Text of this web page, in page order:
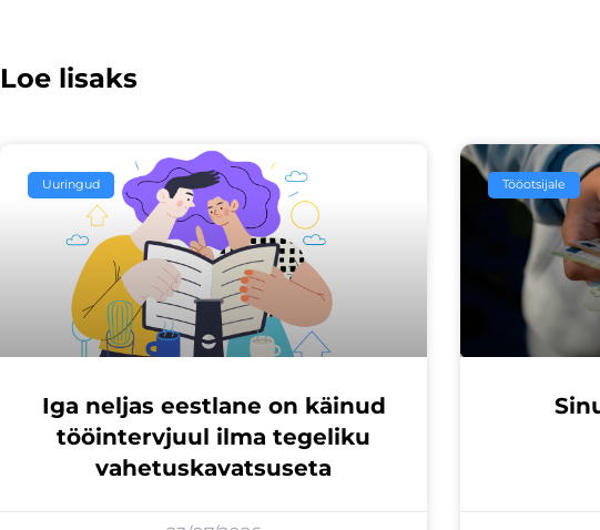
Loe lisaks
Uuringud
Iga neljas eestlane on käinud
tööintervjuul ilma tegeliku
vahetuskavatsuseta
Tööotsijale